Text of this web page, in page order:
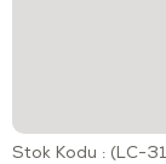
Stok Kodu (LC-